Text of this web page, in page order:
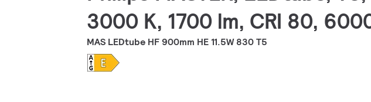
3000 K, 1700 lm, CRI 80,
MAS LEDtube HF 900mm HE 11.5W 830 T5